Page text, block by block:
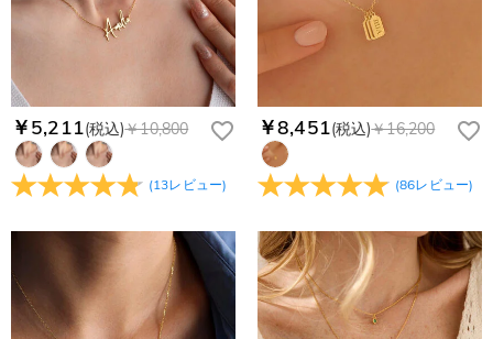
￥5,211(税込)￥10,800
(13レビュー)
￥8,451(税込)￥16,200
(86レビュー)